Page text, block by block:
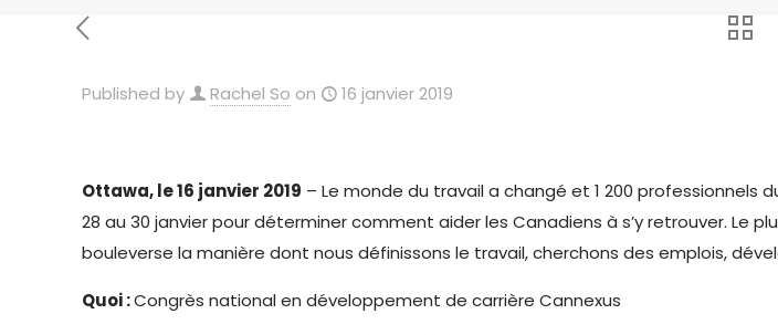
Published by Rachel So on 16 janvier 2019
Ottawa, le 16 janvier 2019 – Le monde du travail a changé et 1 200
28 au 30 janvier pour déterminer comment aider les Canadiens à s’y retrouver. Le
bouleverse la manière dont nous définissons le travail, cherchons des emplois,
Quoi :Congrès national en développement de carrière Cannexus